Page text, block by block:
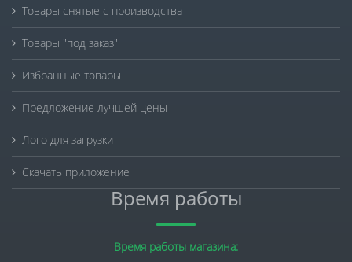
Товары снятые с производства
Товары "под заказ"
Избранные товары
Предложение лучшей цены
Лого для загрузки
Скачать приложение
Время работы
Время работы магазина: